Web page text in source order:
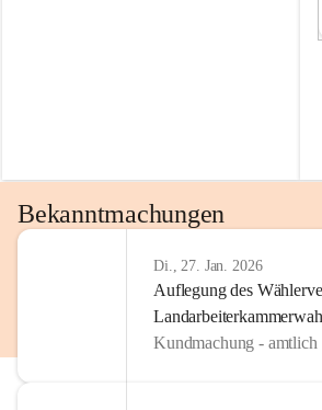
Bekanntmachungen
Di., 27. Jan. 2026
Auflegung des
Kundmachung - amtlich